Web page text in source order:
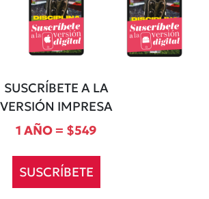
SUSCRÍBETE A LA
VERSIÓN IMPRESA
1 AÑO = $549
SUSCRÍBETE